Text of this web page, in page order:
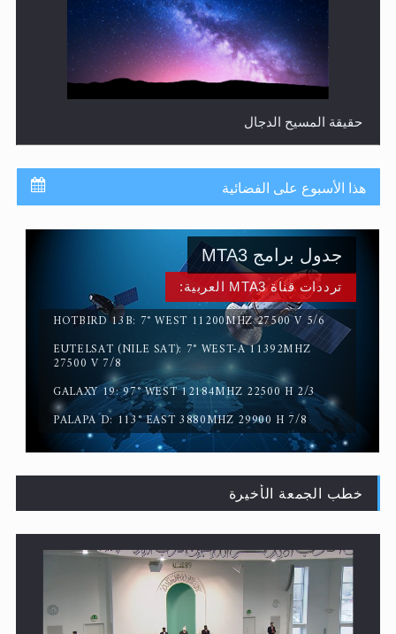
حقيقة المسيح الدجال
القرآن قاضٍ وحكمٌ على السنة ومهيمنٌ عليها.. ليس العكس
لا ناسخ ولا منسوخ في القرآن الكريم
هذا الأسبوع على الفضائية
ترددات قناة MTA3 العربية:
HOTBIRD 13B: 7° WEST 11200MHZ 27500 V 5/6
EUTELSAT (NILE SAT): 7° WEST-A 11392MHZ
27500 V 7/8
GALAXY 19: 97° WEST 12184MHZ 22500 H 2/3
PALAPA D: 113° EAST 3880MHZ 29900 H 7/8
جدول برامج MTA3
خطب الجمعة الأخيرة